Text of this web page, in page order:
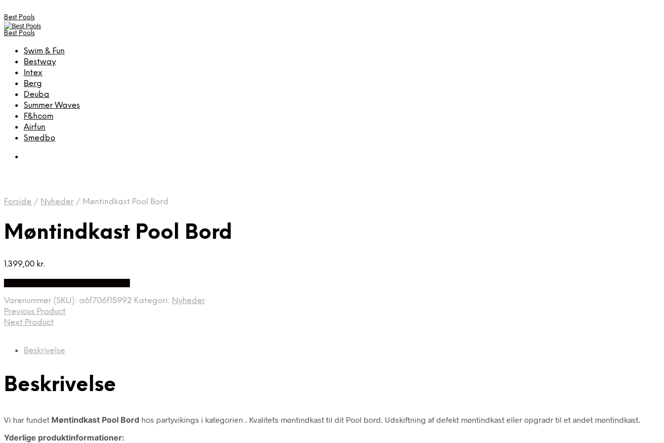
Best Pools
Best Pools
Swim & Fun
Bestway
Intex
Berg
Deuba
Summer Waves
F&hcom
Airfun
Smedbo
Forside / Nyheder / Møntindkast Pool Bord
Møntindkast Pool Bord
1.399,00 kr.
Varenummer (SKU): a6f706f15992 Kategori: Nyheder
Previous Product
Next Product
Beskrivelse
Beskrivelse
Vi har fundet Møntindkast Pool Bord hos partyvikings i kategorien . Kvalitets møntindkast til dit Pool bord. Udskiftning af defekt møntindkast eller opgradr til et andet møntindkast.
Yderlige produktinformationer: